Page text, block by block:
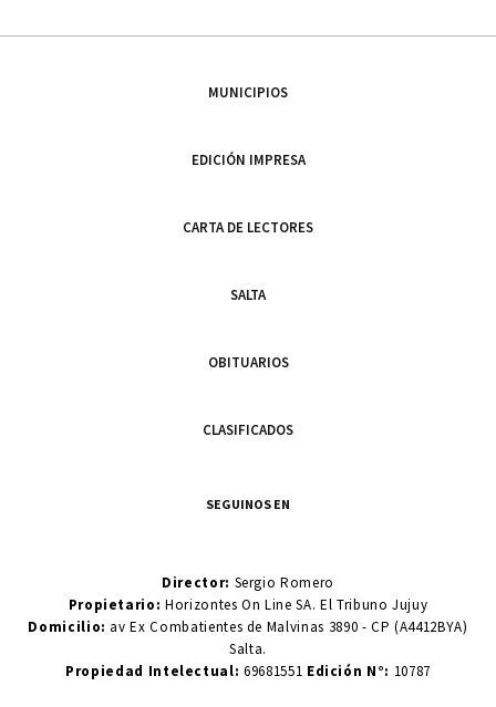
MUNICIPIOS
EDICIÓN IMPRESA
CARTA DE LECTORES
SALTA
OBITUARIOS
CLASIFICADOS
SEGUINOS EN
Director: Sergio Romero
Propietario:Horizontes On Line SA. El Tribuno Jujuy
Domicilio: av Ex Combatientes de Malvinas 3890 - CP (A4412BYA)
Salta.
Propiedad Intelectual: 69681551 Edición N°: 10787